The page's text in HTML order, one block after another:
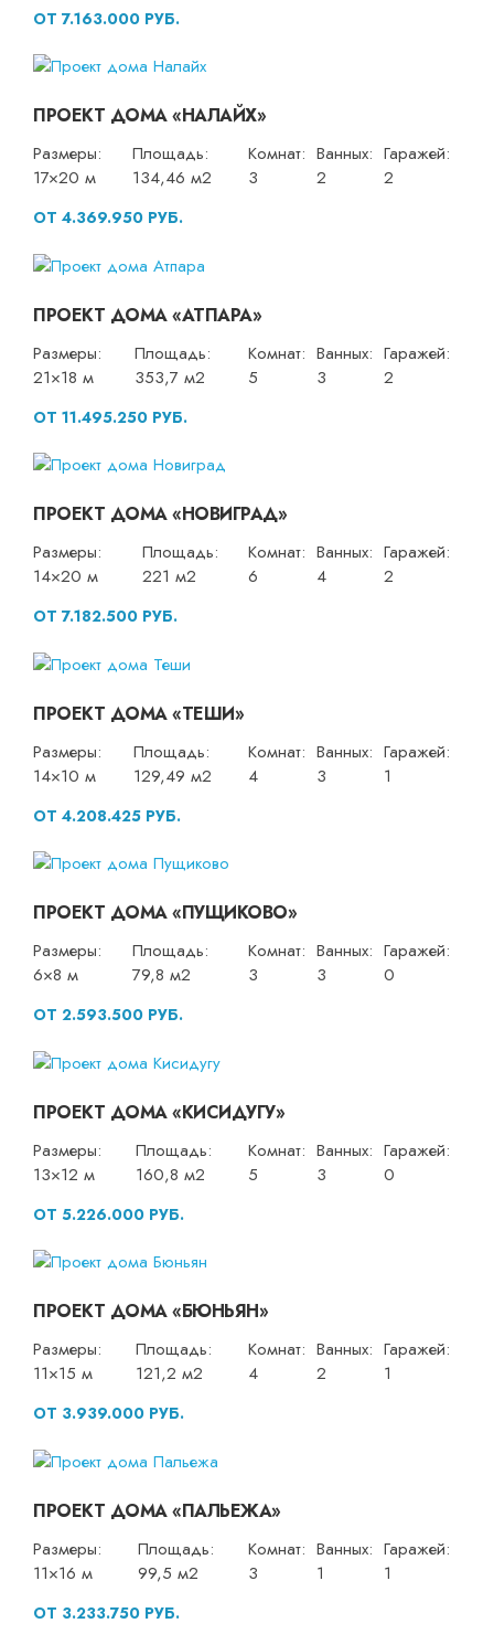
ОТ 7.163.000 РУБ.
ПРОЕКТ ДОМА «НАЛАЙХ»
Размеры:
17×20 м
Площадь:
134,46 м2
Комнат:
3
Ванных:
2
Гаражей:
2
ОТ 4.369.950 РУБ.
ПРОЕКТ ДОМА «АТПАРА»
Размеры:
21×18 м
Площадь:
353,7 м2
Комнат:
5
Ванных:
3
Гаражей:
2
ОТ 11.495.250 РУБ.
ПРОЕКТ ДОМА «НОВИГРАД»
Размеры:
14×20 м
Площадь:
221 м2
Комнат:
6
Ванных:
4
Гаражей:
2
ОТ 7.182.500 РУБ.
ПРОЕКТ ДОМА «ТЕШИ»
Размеры:
14×10 м
Площадь:
129,49 м2
Комнат:
4
Ванных:
3
Гаражей:
1
ОТ 4.208.425 РУБ.
ПРОЕКТ ДОМА «ПУЩИКОВО»
Размеры:
6×8 м
Площадь:
79,8 м2
Комнат:
3
Ванных:
3
Гаражей:
0
ОТ 2.593.500 РУБ.
ПРОЕКТ ДОМА «КИСИДУГУ»
Размеры:
13×12 м
Площадь:
160,8 м2
Комнат:
5
Ванных:
3
Гаражей:
0
ОТ 5.226.000 РУБ.
ПРОЕКТ ДОМА «БЮНЬЯН»
Размеры:
11×15 м
Площадь:
121,2 м2
Комнат:
4
Ванных:
2
Гаражей:
1
ОТ 3.939.000 РУБ.
ПРОЕКТ ДОМА «ПАЛЬЕЖА»
Размеры:
11×16 м
Площадь:
99,5 м2
Комнат:
3
Ванных:
1
Гаражей:
1
ОТ 3.233.750 РУБ.